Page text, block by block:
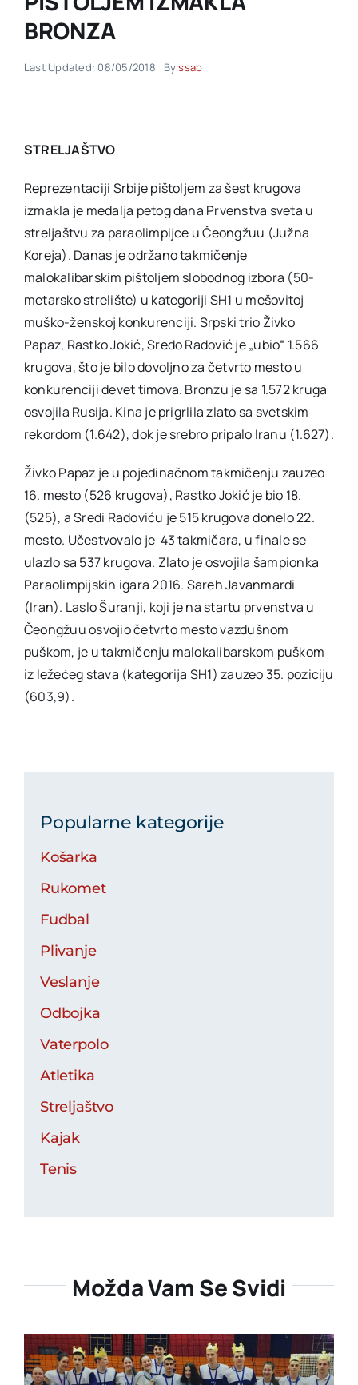
Akti SSAB
BRONZA
Last Updated: 08/05/2018 Byssab
STRELJAŠTVO
Reprezentaciji Srbije pištoljem za šest krugova
izmakla je medalja petog dana Prvenstva sveta u
streljaštvu za paraolimpijce u Čeongžuu (Južna
Koreja). Danas je održano takmičenje
malokalibarskim pištoljem slobodnog izbora (50-
metarsko strelište) u kategoriji SH1 u mešovitoj
muško-ženskoj konkurenciji. Srpski trio Živko
Papaz, Rastko Jokić, Sredo Radović je „ubio“ 1.566
krugova, što je bilo dovoljno za četvrto mesto u
konkurenciji devet timova. Bronzu je sa 1.572 kruga
osvojila Rusija. Kina je prigrlila zlato sa svetskim
rekordom (1.642), dok je srebro pripalo Iranu (1.627).
Živko Papaz je u pojedinačnom takmičenju zauzeo
16. mesto (526 krugova), Rastko Jokić je bio 18.
(525), a Sredi Radoviću je 515 krugova donelo 22.
mesto. Učestvovalo je 43 takmičara, u finale se
ulazlo sa 537 krugova. Zlato je osvojila šampionka
Paraolimpijskih igara 2016. Sareh Javanmardi
(Iran). Laslo Šuranji, koji je na startu prvenstva u
Čeongžuu osvojio četvrto mesto vazdušnom
puškom, je u takmičenju malokalibarskom puškom
iz ležećeg stava (kategorija SH1) zauzeo 35. poziciju
(603,9).
Popularne kategorije
Košarka
Rukomet
Fudbal
Plivanje
Veslanje
Odbojka
Vaterpolo
Atletika
Streljaštvo
Kajak
Tenis
Možda Vam Se Svidi